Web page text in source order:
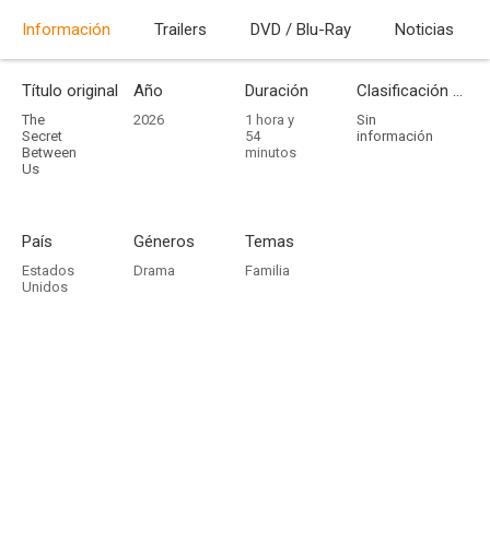
Información Trailers DVD / Blu-Ray Noticias
Título original
The
Secret
Between
Us
Año
2026
Duración
1 hora y
54
minutos
Clasificación por edades
Sin
información
País
Estados
Unidos
Géneros
Drama
Temas
Familia